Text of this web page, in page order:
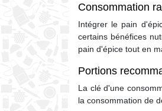
Consommation
Intégrer le pain
certains bénéfices
pain d'épice tout en
Portions
La clé d'une
la consommation de